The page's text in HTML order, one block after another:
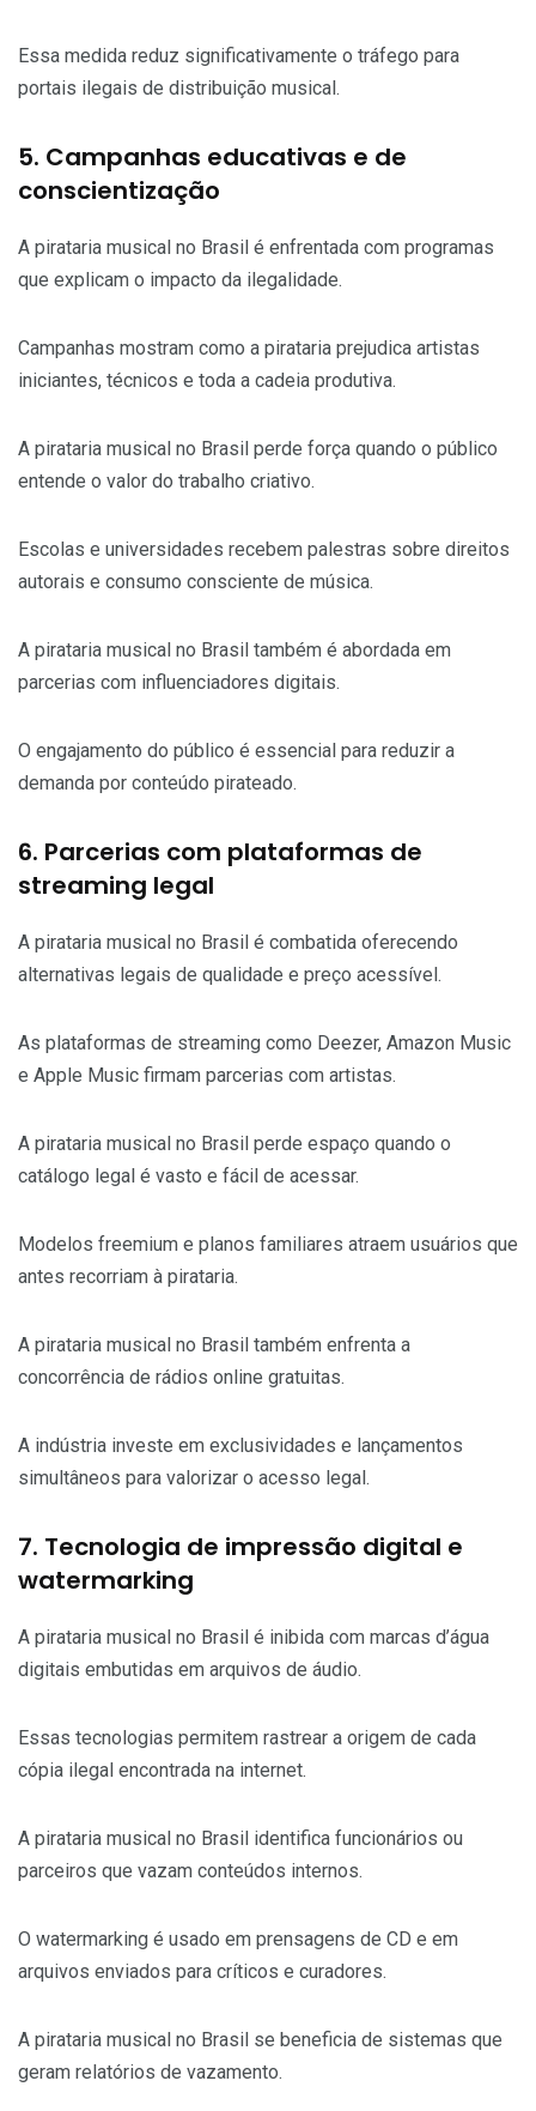
Essa medida reduz significativamente o tráfego para
portais ilegais de distribuição musical.
5. Campanhas educativas e de
conscientização
A pirataria musical no Brasil é enfrentada com programas
que explicam o impacto da ilegalidade.
Campanhas mostram como a pirataria prejudica artistas
iniciantes, técnicos e toda a cadeia produtiva.
A pirataria musical no Brasil perde força quando o público
entende o valor do trabalho criativo.
Escolas e universidades recebem palestras sobre direitos
autorais e consumo consciente de música.
A pirataria musical no Brasil também é abordada em
parcerias com influenciadores digitais.
O engajamento do público é essencial para reduzir a
demanda por conteúdo pirateado.
6. Parcerias com plataformas de
streaming legal
A pirataria musical no Brasil é combatida oferecendo
alternativas legais de qualidade e preço acessível.
As plataformas de streaming como Deezer, Amazon Music
e Apple Music firmam parcerias com artistas.
A pirataria musical no Brasil perde espaço quando o
catálogo legal é vasto e fácil de acessar.
Modelos freemium e planos familiares atraem usuários que
antes recorriam à pirataria.
A pirataria musical no Brasil também enfrenta a
concorrência de rádios online gratuitas.
A indústria investe em exclusividades e lançamentos
simultâneos para valorizar o acesso legal.
7. Tecnologia de impressão digital e
watermarking
A pirataria musical no Brasil é inibida com marcas d’água
digitais embutidas em arquivos de áudio.
Essas tecnologias permitem rastrear a origem de cada
cópia ilegal encontrada na internet.
A pirataria musical no Brasil identifica funcionários ou
parceiros que vazam conteúdos internos.
O watermarking é usado em prensagens de CD e em
arquivos enviados para críticos e curadores.
A pirataria musical no Brasil se beneficia de sistemas que
geram relatórios de vazamento.